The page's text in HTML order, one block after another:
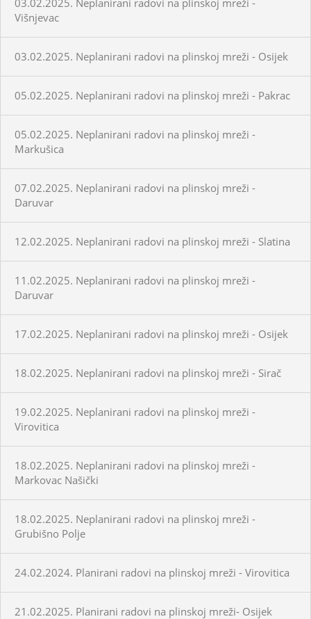
Višnjevac
03.02.2025. Neplanirani radovi na plinskoj mreži - Osijek
05.02.2025. Neplanirani radovi na plinskoj mreži - Pakrac
05.02.2025. Neplanirani radovi na plinskoj mreži -
Markušica
07.02.2025. Neplanirani radovi na plinskoj mreži -
Daruvar
12.02.2025. Neplanirani radovi na plinskoj mreži - Slatina
11.02.2025. Neplanirani radovi na plinskoj mreži -
Daruvar
17.02.2025. Neplanirani radovi na plinskoj mreži - Osijek
18.02.2025. Neplanirani radovi na plinskoj mreži - Sirač
19.02.2025. Neplanirani radovi na plinskoj mreži -
Virovitica
18.02.2025. Neplanirani radovi na plinskoj mreži -
Markovac Našički
18.02.2025. Neplanirani radovi na plinskoj mreži -
Grubišno Polje
24.02.2024. Planirani radovi na plinskoj mreži - Virovitica
21.02.2025. Planirani radovi na plinskoj mreži- Osijek